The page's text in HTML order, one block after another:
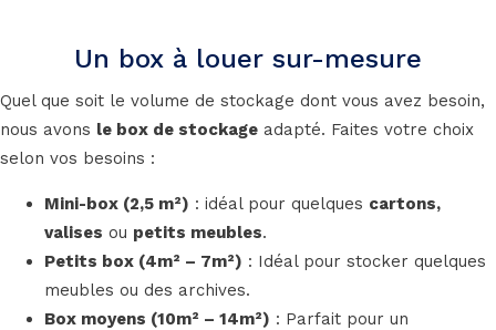
Un box à louer sur-mesure
Quel que soit le volume de stockage dont vous avez besoin,
nous avons le box de stockage adapté. Faites votre choix
selon vos besoins :
Mini-box (2,5 m²) : idéal pour quelques cartons,
valises ou petits meubles.
Petits box (4m² – 7m²) : Idéal pour stocker quelques
meubles ou des archives.
Box moyens (10m² – 14m²) : Parfait pour un